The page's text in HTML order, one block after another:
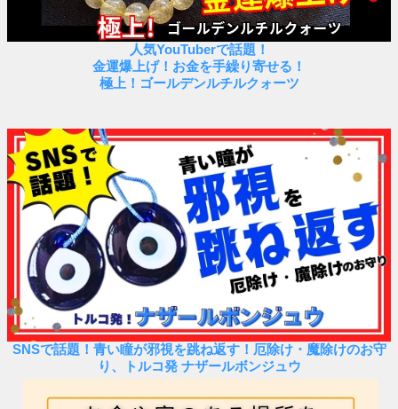
人気YouTuberで話題！
金運爆上げ！お金を手繰り寄せる！
極上！ゴールデンルチルクォーツ
SNSで話題！青い瞳が邪視を跳ね返す！厄除け・魔除けのお守
り、トルコ発 ナザールボンジュウ